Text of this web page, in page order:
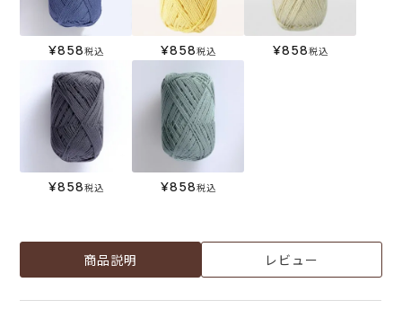
¥858税込 ¥858税込 ¥858税込
¥858税込 ¥858税込
商品説明 レビュー